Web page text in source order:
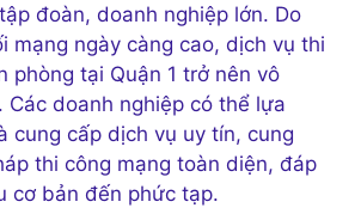
đoàn, doanh nghiệp lớn. Do
mạng ngày càng cao, dịch vụ thi
phòng tại Quận 1 trở nên vô
Các doanh nghiệp có thể lựa
cung cấp dịch vụ uy tín, cung
thi công mạng toàn diện, đáp
cơ bản đến phức tạp.